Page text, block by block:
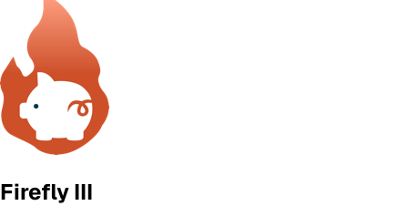
Firefly III